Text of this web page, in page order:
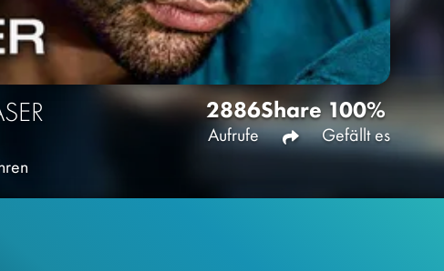
2886
Aufrufe
Share100%
Gefällt es